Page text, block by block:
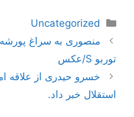
دسته‌ها
Uncategorized
ناوبری
نوشته‌ها
توربو S/عکس
خسرو حیدری از علاقه
استقلال خبر داد.